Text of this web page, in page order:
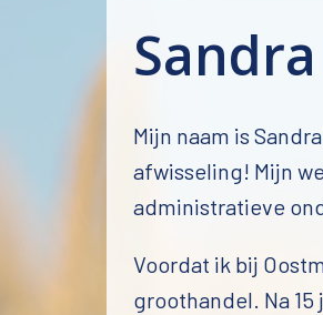
Mijn naam is
afwisseling! Mijn
administratieve
Voordat ik bij
groothandel. Na